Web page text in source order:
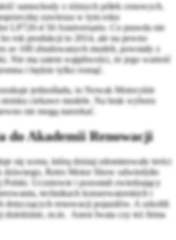
samochody z różnych półek cenowych.
zawiesza w tym roku
LP720-4 50 Anniversario. Co prawda nie
rok produkcji to 2014, ale na pewno
ze 100 zbudowanych modeli, powstały z
Nie ma zatem wątpliwości, że jego wartość
i będzie tylko rosnąć.
jednośladu, to Nowak Motocykle
ciekawe modele. Na brak wyboru
nie mogą narzekać.
do Akademii Renowacji
się scena, którą dzisiaj zdominowały treści
dziwnego, Retro Motor Show odwiedziło
Polski. Uczniowie i pozostali zwiedzający
technikach konserwatorskich i
dotyczących renowacji pojazdów. A szkolili
dziedzinie, m.in. Anest Iwata czy też firma